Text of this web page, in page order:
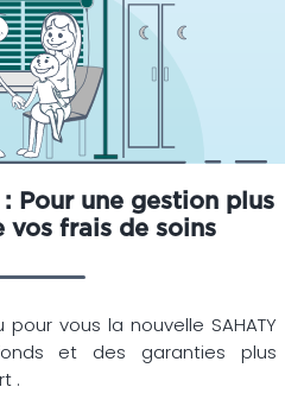
: Pour une gestion plus
vos frais de soins
pour vous la nouvelle SAHATY
et des garanties plus
.